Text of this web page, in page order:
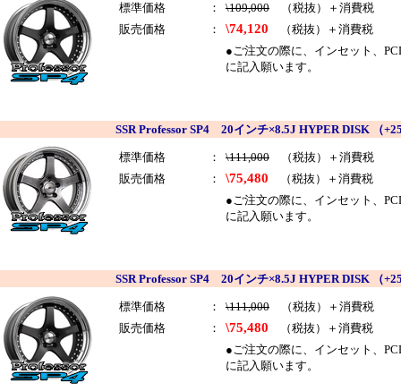
標準価格 ： \109,000 （税抜）＋消費税
販売価格
： \74,120 （税抜）＋消費税
●ご注文の際に、インセット、
に記入願います。
SSR Professor SP4 20インチ×8.5J HYPER DISK （
標準価格 ： \111,000 （税抜）＋消費税
販売価格
： \75,480 （税抜）＋消費税
●ご注文の際に、インセット、
に記入願います。
SSR Professor SP4 20インチ×8.5J HYPER DISK （
標準価格 ： \111,000 （税抜）＋消費税
販売価格
： \75,480 （税抜）＋消費税
●ご注文の際に、インセット、
に記入願います。